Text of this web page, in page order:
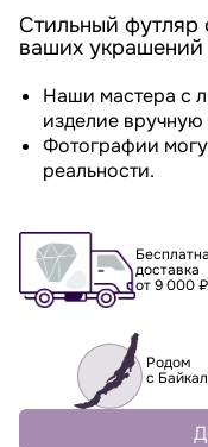
Стильный футляр
ваших украшений
Наши мастера с
изделие вручную
Фотографии
реальности.
доставка
от 9 000 ₽
Родом
с